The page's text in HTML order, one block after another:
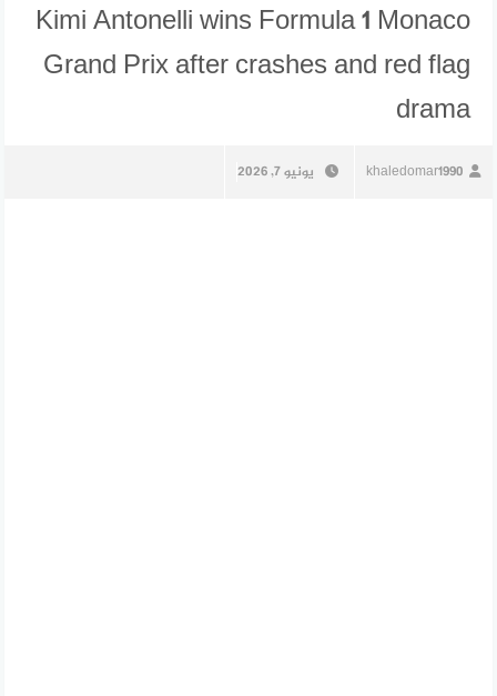
Kimi Antonelli wins Formula 1 Monaco
Grand Prix after crashes and red flag
drama
khaledomar1990 يونيو 7, 2026